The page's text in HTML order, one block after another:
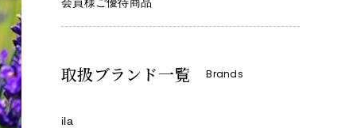
取扱ブランド一覧 Brands
ila